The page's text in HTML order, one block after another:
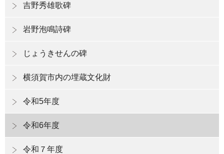
吉野秀雄歌碑
岩野泡鳴詩碑
じょうきせんの碑
横須賀市内の埋蔵文化財
令和5年度
令和6年度
令和７年度